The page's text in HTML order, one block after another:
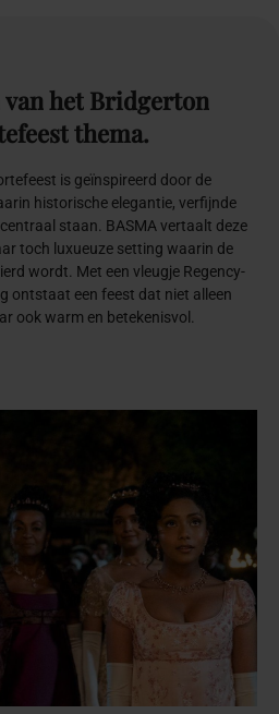
vanhet Bridgerton
thema.
is geïnspireerd door de
historische elegantie, verfijnde
staan. BASMA vertaalt deze
toch luxueuze setting waarin de
wordt. Met een vleugje Regency-
ontstaat een feest dat niet alleen
ook warm en betekenisvol.